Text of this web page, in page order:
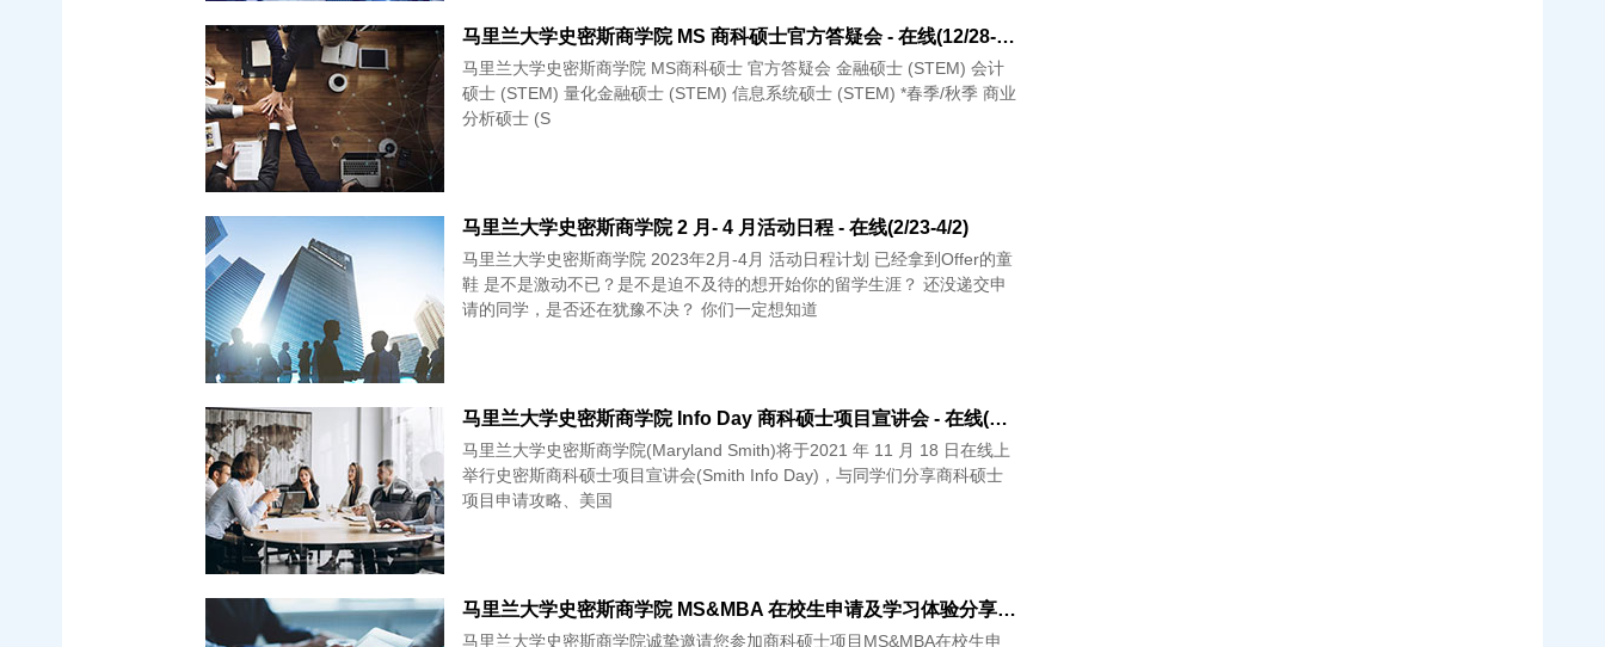
马里兰大学史密斯商学院 MS 商科硕士官方答疑会 - 在线(12/28-2/29)
马里兰大学史密斯商学院 MS商科硕士 官方答疑会 金融硕士 (STEM) 会计
硕士 (STEM) 量化金融硕士 (STEM) 信息系统硕士 (STEM) *春季/秋季 商业
分析硕士 (S
马里兰大学史密斯商学院 2 月- 4 月活动日程 - 在线(2/23-4/2)
马里兰大学史密斯商学院 2023年2月-4月 活动日程计划 已经拿到Offer的童
鞋 是不是激动不已？是不是迫不及待的想开始你的留学生涯？ 还没递交申
请的同学，是否还在犹豫不决？ 你们一定想知道
马里兰大学史密斯商学院 Info Day 商科硕士项目宣讲会 - 在线(11/18)
马里兰大学史密斯商学院(Maryland Smith)将于2021 年 11 月 18 日在线上
举行史密斯商科硕士项目宣讲会(Smith Info Day)，与同学们分享商科硕士
项目申请攻略、美国
马里兰大学史密斯商学院 MS&MBA 在校生申请及学习体验分享 中文专场 - 在线(12/12)
马里兰大学史密斯商学院诚挚邀请您参加商科硕士项目MS&MBA在校生申